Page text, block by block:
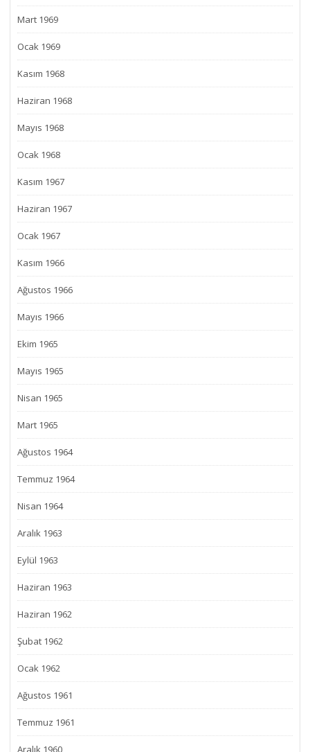
Mart 1969
Ocak 1969
Kasım 1968
Haziran 1968
Mayıs 1968
Ocak 1968
Kasım 1967
Haziran 1967
Ocak 1967
Kasım 1966
Ağustos 1966
Mayıs 1966
Ekim 1965
Mayıs 1965
Nisan 1965
Mart 1965
Ağustos 1964
Temmuz 1964
Nisan 1964
Aralık 1963
Eylül 1963
Haziran 1963
Haziran 1962
Şubat 1962
Ocak 1962
Ağustos 1961
Temmuz 1961
Aralık 1960